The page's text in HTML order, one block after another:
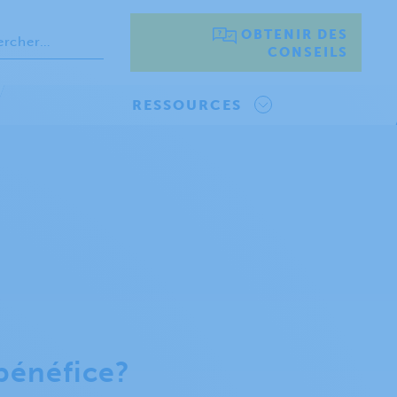
OBTENIR DES
CONSEILS
RESSOURCES